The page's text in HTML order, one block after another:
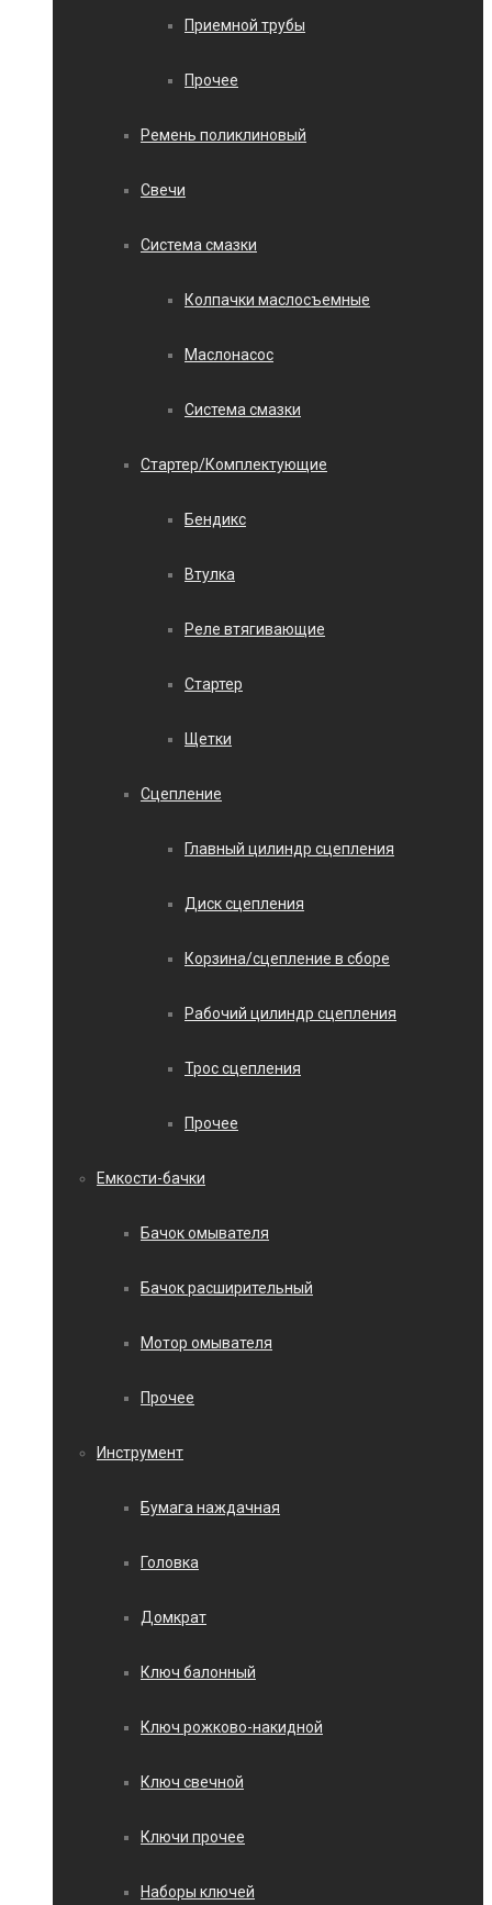
Приемной трубы
Прочее
Ремень поликлиновый
Свечи
Система смазки
Колпачки маслосъемные
Маслонасос
Система смазки
Стартер/Комплектующие
Бендикс
Втулка
Реле втягивающие
Стартер
Щетки
Сцепление
Главный цилиндр сцепления
Диск сцепления
Корзина/сцепление в сборе
Рабочий цилиндр сцепления
Трос сцепления
Прочее
Емкости-бачки
Бачок омывателя
Бачок расширительный
Мотор омывателя
Прочее
Инструмент
Бумага наждачная
Головка
Домкрат
Ключ балонный
Ключ рожково-накидной
Ключ свечной
Ключи прочее
Наборы ключей